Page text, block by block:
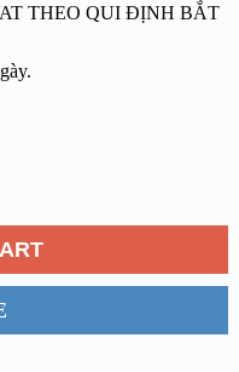
THEO QUI ĐỊNH BẮT